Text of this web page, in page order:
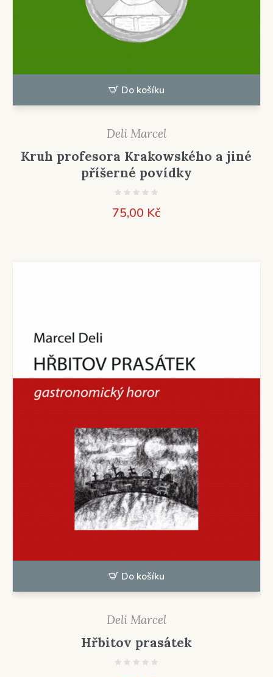
Do košíku
Deli Marcel
Kruh profesora Krakowského a jiné
příšerné povídky
75,00 Kč
Do košíku
Deli Marcel
Hřbitov prasátek